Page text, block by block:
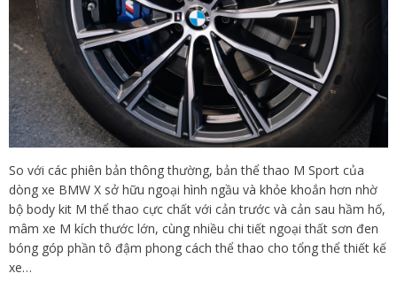
So với các phiên bản thông thường, bản thể thao M Sport của
dòng xe BMW X sở hữu ngoại hình ngầu và khỏe khoắn hơn nhờ
bộ body kit M thể thao cực chất với cản trước và cản sau hầm hố,
mâm xe M kích thước lớn, cùng nhiều chi tiết ngoại thất sơn đen
bóng góp phần tô đậm phong cách thể thao cho tổng thể thiết kế
xe…